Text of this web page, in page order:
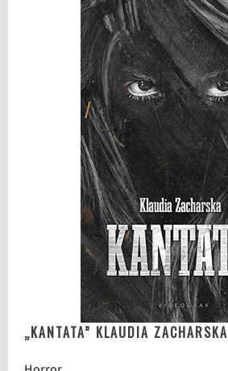
„KANTATA” KLAUDIA ZACHARSKA